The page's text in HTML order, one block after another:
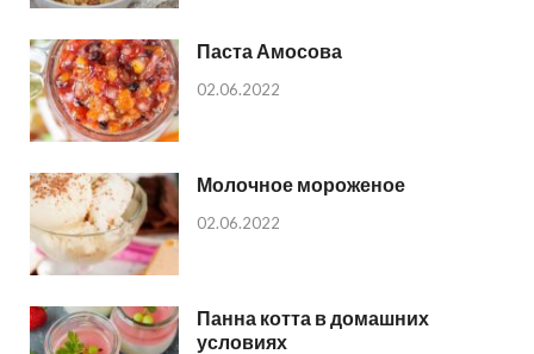
Паста Амосова
02.06.2022
Молочное мороженое
02.06.2022
Панна котта в домашних
условиях